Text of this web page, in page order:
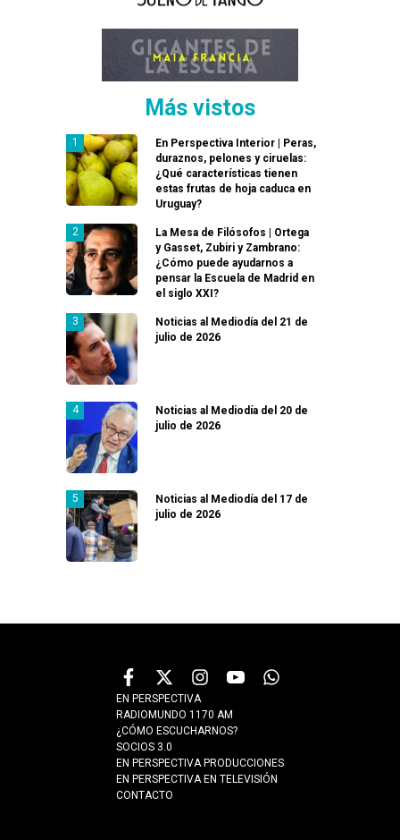
Más vistos
En Perspectiva Interior | Peras,
duraznos, pelones y ciruelas:
¿Qué características tienen
estas frutas de hoja caduca en
Uruguay?
La Mesa de Filósofos | Ortega
y Gasset, Zubiri y Zambrano:
¿Cómo puede ayudarnos a
pensar la Escuela de Madrid en
el siglo XXI?
Noticias al Mediodía del 21 de
julio de 2026
Noticias al Mediodía del 20 de
julio de 2026
Noticias al Mediodía del 17 de
julio de 2026
EN PERSPECTIVA
RADIOMUNDO 1170 AM
¿CÓMO ESCUCHARNOS?
SOCIOS 3.0
EN PERSPECTIVA PRODUCCIONES
EN PERSPECTIVA EN TELEVISIÓN
CONTACTO